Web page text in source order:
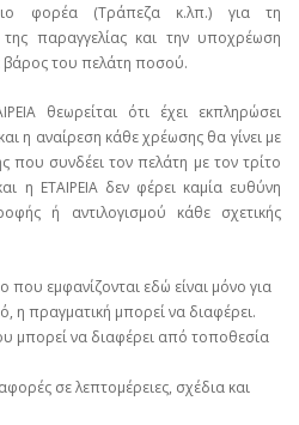
φορέα (Τράπεζα κ.λπ.) για τη
παραγγελίας και την υποχρέωση
του πελάτη ποσού.
θεωρείται ότι έχει εκπληρώσει
η αναίρεση κάθε χρέωσης θα γίνει με
συνδέει τον πελάτη με τον τρίτο
η ΕΤΑΙΡΕΙΑ δεν φέρει καμία ευθύνη
ή αντιλογισμού κάθε σχετικής
που εμφανίζονται εδώ είναι μόνο για
η πραγματική μπορεί να διαφέρει.
μπορεί να διαφέρει από τοποθεσία
σε λεπτομέρειες, σχέδια και